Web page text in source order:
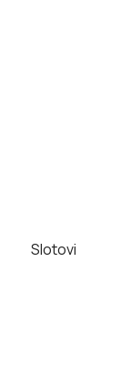
Slotovi